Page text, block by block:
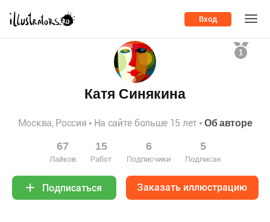
Вход
1
Катя Синякина
Москва, Россия На сайте больше 15 лет Об авторе
67
Лайков
15
Работ
6
Подписчики
5
Подписан
Подписаться Заказать иллюстрацию